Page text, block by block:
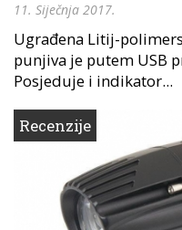
11. Siječnja 2017.
Ugrađena Litij-
punjiva je putem USB
Posjeduje i indikator...
Recenzije